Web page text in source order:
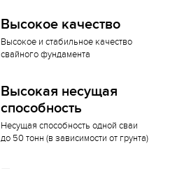
Высокое качество
Высокое и стабильное качество
свайного фундамента
Высокая несущая
способность
Несущая способность одной сваи
до 50 тонн (в зависимости от грунта)